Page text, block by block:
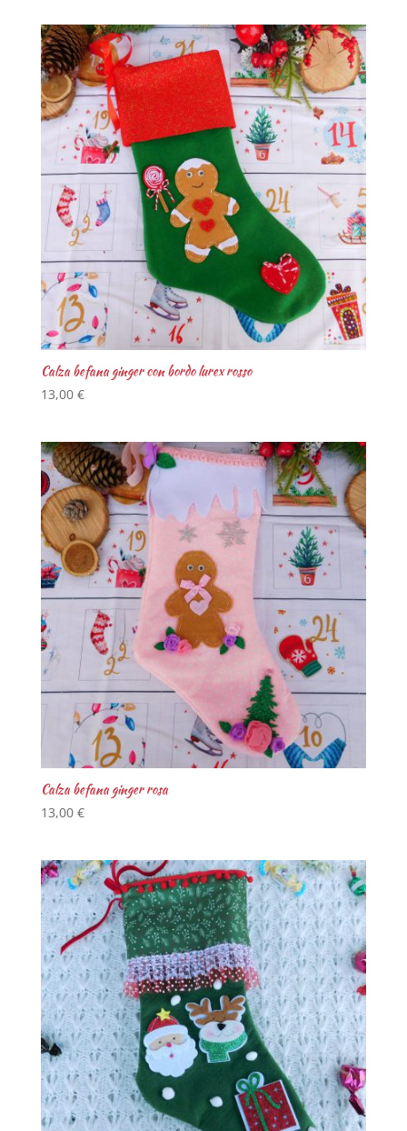
Calza befana ginger con bordo lurex rosso
13,00 €
Calza befana ginger rosa
13,00 €